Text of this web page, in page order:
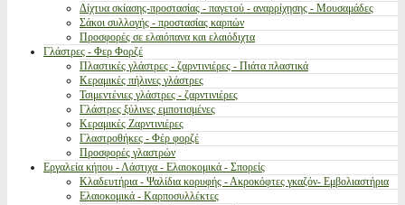
Δίχτυα σκίασης-προστασίας - παγετού - αναρρίχησης - Μουσαμάδες
Σάκοι συλλογής - προστασίας καρπών
Προσφορές σε ελαιόπανα και ελαιόδιχτα
Γλάστρες - Φερ Φορζέ
Πλαστικές γλάστρες - ζαρντινιέρες - Πιάτα πλαστικά
Κεραμικές πήλινες γλάστρες
Τσιμεντένιες γλάστρες - ζαρντινιέρες
Γλάστρες ξύλινες εμποτισμένες
Κεραμικές Ζαρντινιέρες
Γλαστροθήκες - Φέρ φορζέ
Προσφορές γλαστρών
Εργαλεία κήπου - Λάστιχα - Ελαιοκομικά - Σπορείς
Κλαδευτήρια - Ψαλίδια κορυφής - Ακροκόφτες γκαζόν- Εμβολιαστήρια
Ελαιοκομικά - Καρποσυλλέκτες